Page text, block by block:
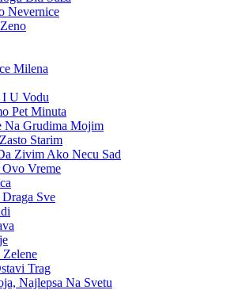
Nevernice
Milena
U Vodu
Pet Minuta
Na Grudima Mojim
Starim
Zivim Ako Necu Sad
Vreme
Sve
Trag
Najlepsa Na Svetu